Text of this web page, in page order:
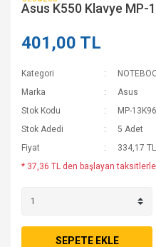
Asus K550 Klavye MP-
401,00 TL
Kategori
Marka
Asus
Stok Kodu
MP-
Stok Adedi
5 Adet
Fiyat
334,17
* 37,36 TL den başlayan
SEPETE EKLE